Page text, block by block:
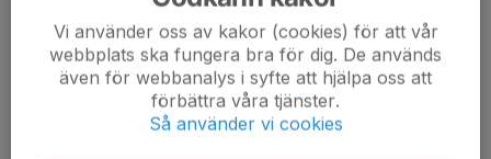
Kommentarer
Vi använder oss av kakor (cookies) för att vår
webbplats ska fungera bra för dig. De används
även för webbanalys i syfte att hjälpa oss att
förbättra våra tjänster.
Så använder vi cookies